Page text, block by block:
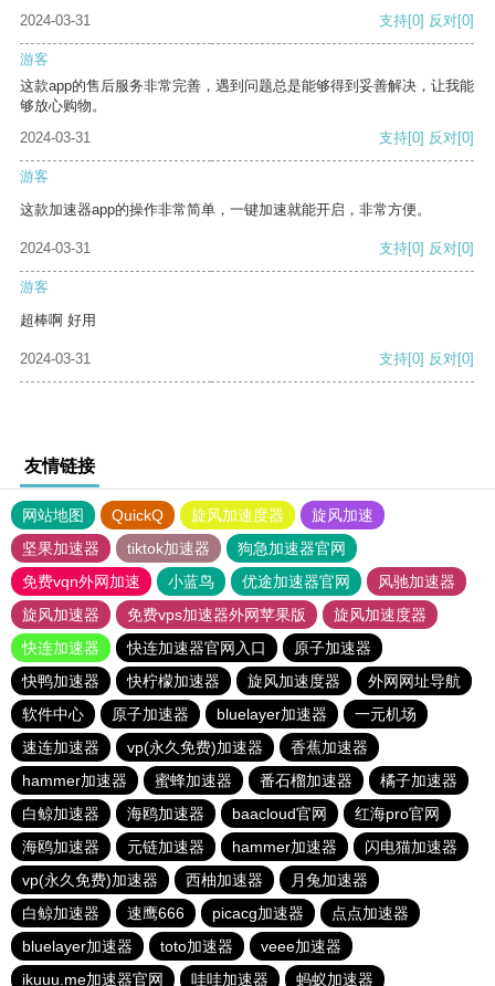
2024-03-31 支持[0] 反对[0]
游客
这款app的售后服务非常完善，遇到问题总是能够得到妥善解决，让我能
够放心购物。
2024-03-31
支持[0] 反对[0]
游客
这款加速器app的操作非常简单，一键加速就能开启，非常方便。
2024-03-31 支持[0] 反对[0]
游客
超棒啊 好用
2024-03-31 支持[0] 反对[0]
友情链接
网站地图 QuickQ 旋风加速度器
旋风加速
坚果加速器
tiktok加速器
狗急加速器官网
免费vqn外网加速
小蓝鸟 优途加速器官网
风驰加速器
旋风加速器
免费vps加速器外网苹果版
旋风加速度器
快连加速器
快连加速器官网入口
原子加速器
快鸭加速器
快柠檬加速器 旋风加速度器
外网网址导航
软件中心
原子加速器 bluelayer加速器
一元机场
速连加速器
vp(永久免费)加速器
香蕉加速器
hammer加速器
蜜蜂加速器 番石榴加速器
橘子加速器
白鲸加速器
海鸥加速器 baacloud官网
红海pro官网
海鸥加速器
元链加速器 hammer加速器
闪电猫加速器
vp(永久免费)加速器
西柚加速器
月兔加速器
白鲸加速器
速鹰666 picacg加速器
点点加速器
bluelayer加速器
toto加速器
veee加速器
ikuuu.me加速器官网
哇哇加速器 蚂蚁加速器